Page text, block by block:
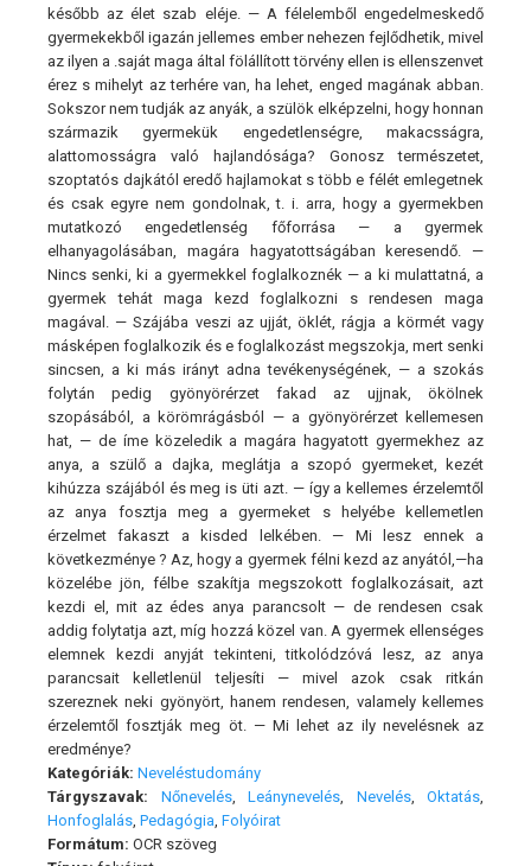
később az élet szab eléje. — A félelemből engedelmeskedő
gyermekekből igazán jellemes ember nehezen fejlődhetik, mivel
az ilyen a .saját maga által fölállított törvény ellen is ellenszenvet
érez s mihelyt az terhére van, ha lehet, enged magának abban.
Sokszor nem tudják az anyák, a szülök elképzelni, hogy honnan
származik gyermekük engedetlenségre, makacsságra,
alattomosságra való hajlandósága? Gonosz természetet,
szoptatós dajkától eredő hajlamokat s több e félét emlegetnek
és csak egyre nem gondolnak, t. i. arra, hogy a gyermekben
mutatkozó engedetlenség főforrása — a gyermek
elhanyagolásában, magára hagyatottságában keresendő. —
Nincs senki, ki a gyermekkel foglalkoznék — a ki mulattatná, a
gyermek tehát maga kezd foglalkozni s rendesen maga
magával. — Szájába veszi az ujját, öklét, rágja a körmét vagy
másképen foglalkozik és e foglalkozást megszokja, mert senki
sincsen, a ki más irányt adna tevékenységének, — a szokás
folytán pedig gyönyörérzet fakad az ujjnak, ökölnek
szopásából, a körömrágásból — a gyönyörérzet kellemesen
hat, — de íme közeledik a magára hagyatott gyermekhez az
anya, a szülő a dajka, meglátja a szopó gyermeket, kezét
kihúzza szájából és meg is üti azt. — így a kellemes érzelemtől
az anya fosztja meg a gyermeket s helyébe kellemetlen
érzelmet fakaszt a kisded lelkében. — Mi lesz ennek a
következménye ? Az, hogy a gyermek félni kezd az anyától,—ha
közelébe jön, félbe szakítja megszokott foglalkozásait, azt
kezdi el, mit az édes anya parancsolt — de rendesen csak
addig folytatja azt, míg hozzá közel van. A gyermek ellenséges
elemnek kezdi anyját tekinteni, titkolódzóvá lesz, az anya
parancsait kelletlenül teljesíti — mivel azok csak ritkán
szereznek neki gyönyört, hanem rendesen, valamely kellemes
érzelemtől fosztják meg öt. — Mi lehet az ily nevelésnek az
eredménye?
Kategóriák: Neveléstudomány
Tárgyszavak:
Nőnevelés, Leánynevelés Nevelés, Oktatás
Honfoglalás Pedagógia Folyóirat
Formátum: OCR szöveg